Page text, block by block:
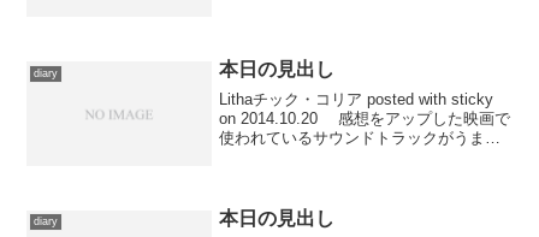
diary 本日の見出し
Lithaチック・コリア posted with sticky
on 2014.10.20 感想をアップした映画で
使われているサウンドトラックがうまく
diary 本日の見出し